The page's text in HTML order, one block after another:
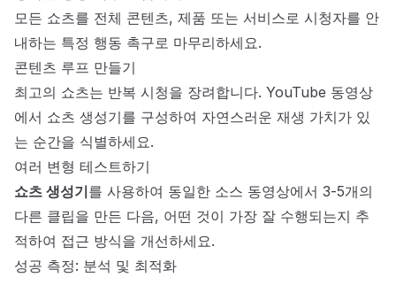
모든 쇼츠를 전체 콘텐츠, 제품 또는 서비스로 시청자를 안
내하는 특정 행동 촉구로 마무리하세요.
콘텐츠 루프 만들기
최고의 쇼츠는 반복 시청을 장려합니다. YouTube 동영상
에서 쇼츠 생성기를 구성하여 자연스러운 재생 가치가 있
는 순간을 식별하세요.
여러 변형 테스트하기
쇼츠 생성기를 사용하여 동일한 소스 동영상에서 3-5개의
다른 클립을 만든 다음, 어떤 것이 가장 잘 수행되는지 추
적하여 접근 방식을 개선하세요.
성공 측정: 분석 및 최적화